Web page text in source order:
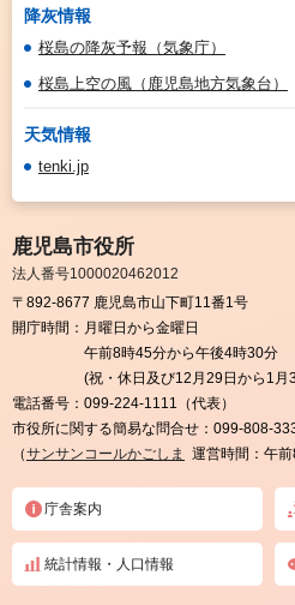
降灰情報
桜島の降灰予報（気象庁）
桜島上空の風（鹿児島地方気象台）
天気情報
tenki.jp
鹿児島市役所
法人番号1000020462012
〒892-8677 鹿児島市山下町11番1号
開庁時間： 月曜日から金曜日
午前8時45分から午後4時30分
(祝・休日及び12月29日から1月
電話番号： 099-224-1111（代表）
市役所に関する簡易な問合せ： 099-808-
（サンサンコールかごしま 運営時間：午前
庁舎案内
統計情報・人口情報